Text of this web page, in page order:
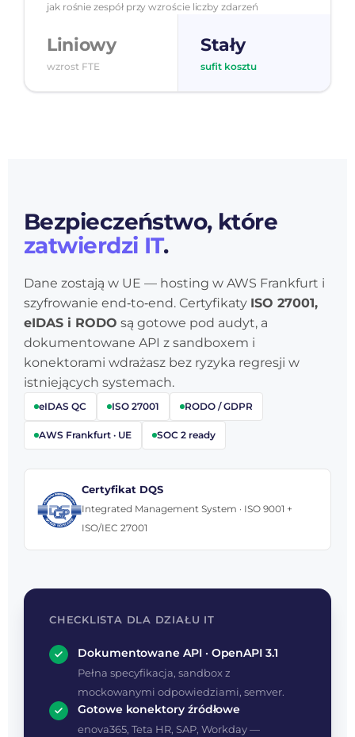
jak rośnie zespół przy wzroście liczby zdarzeń
Liniowy
wzrost FTE
Stały
sufit kosztu
Bezpieczeństwo, które
zatwierdzi IT.
Dane zostają w UE — hosting w AWS Frankfurt i
szyfrowanie end‑to‑end. Certyfikaty ISO 27001,
eIDAS i RODO są gotowe pod audyt, a
dokumentowane API z sandboxem i
konektorami wdrażasz bez ryzyka regresji w
istniejących systemach.
eIDAS QC ISO 27001 RODO / GDPR
AWS Frankfurt · UE SOC 2 ready
Certyfikat DQS
Integrated Management System · ISO 9001 +
ISO/IEC 27001
CHECKLISTA DLA DZIAŁU IT
Dokumentowane API · OpenAPI 3.1
Pełna specyfikacja, sandbox z
mockowanymi odpowiedziami, semver.
Gotowe konektory źródłowe
enova365, Teta HR, SAP, Workday —